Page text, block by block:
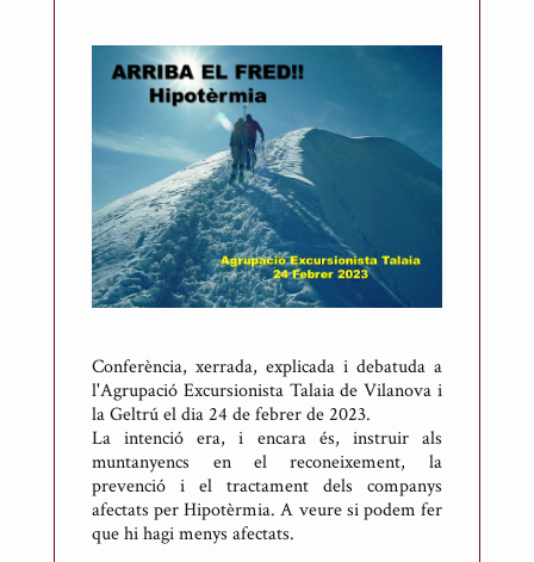
u
i
t
p
e
r
n
t
o
n
i
R
i
Conferència, xerrada, explicada i debatuda a
l'Agrupació Excursionista Talaia de Vilanova i
la Geltrú el dia 24 de febrer de 2023.
La intenció era, i encara és, instruir als
muntanyencs en el reconeixement, la
prevenció i el tractament dels companys
afectats per Hipotèrmia. A veure si podem fer
que hi hagi menys afectats.